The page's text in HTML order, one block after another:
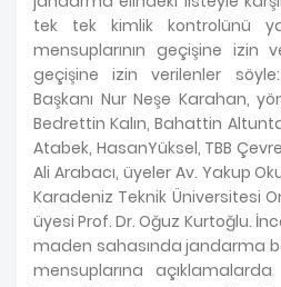
tek tek kimlik kontrolünü
mensuplarının geçişine izin
geçişine izin verilenler
Başkanı Nur Neşe Karahan,
Bedrettin Kalın, Bahattin
Atabek, HasanYüksel, TBB
Ali Arabacı, üyeler Av. Yakup
Karadeniz Teknik Üniversitesi
üyesi Prof. Dr. Oğuz Kurtoğlu.
maden sahasında jandarma
mensuplarına